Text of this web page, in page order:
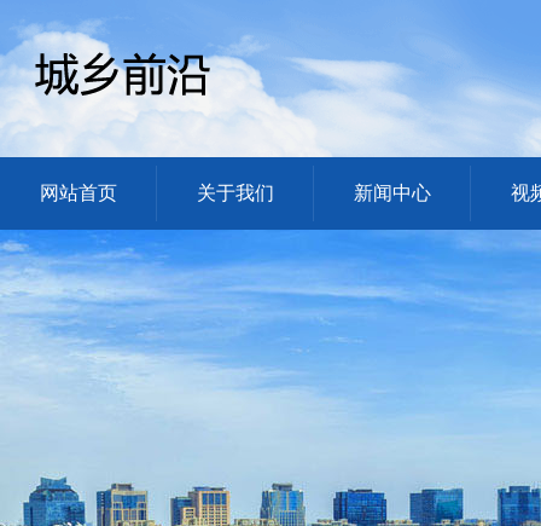
网站首页 关于我们 新闻中心 视